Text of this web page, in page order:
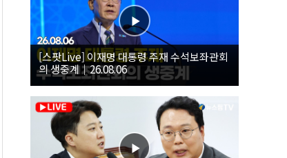
[스팟Live] 이재명 대통령 주재 수석보좌관회
의 생중계｜26.08.06